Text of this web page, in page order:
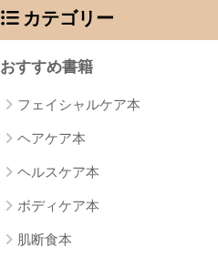
カテゴリー
おすすめ書籍
フェイシャルケア本
ヘアケア本
ヘルスケア本
ボディケア本
肌断食本